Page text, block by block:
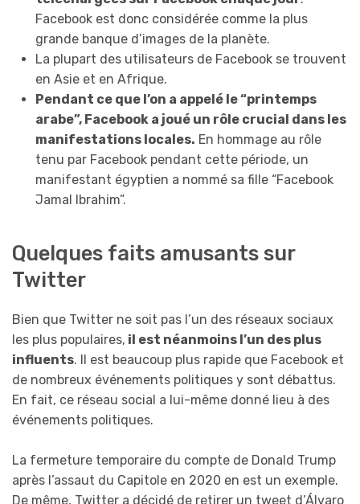
Facebook est donc considérée comme la plus
grande banque d’images de la planète.
La plupart des utilisateurs de Facebook se trouvent
en Asie et en Afrique.
Pendant ce que l’on a appelé le “printemps
arabe”, Facebook a joué un rôle crucial dans les
manifestations locales. En hommage au rôle
tenu par Facebook pendant cette période, un
manifestant égyptien a nommé sa fille “Facebook
Jamal Ibrahim”.
Quelques faits amusants sur
Twitter
Bien que Twitter ne soit pas l’un des réseaux sociaux
les plus populaires, il est néanmoins l’un des plus
influents. Il est beaucoup plus rapide que Facebook et
de nombreux événements politiques y sont débattus.
En fait, ce réseau social a lui-même donné lieu à des
événements politiques.
La fermeture temporaire du compte de Donald Trump
après l’assaut du Capitole en 2020 en est un exemple.
De même, Twitter a décidé de retirer un tweet d’Álvaro